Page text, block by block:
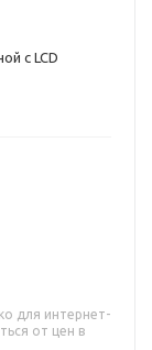
с LCD
для интернет-
от цен в